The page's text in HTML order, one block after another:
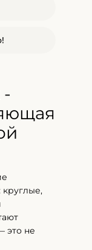
-
круглые,
это не